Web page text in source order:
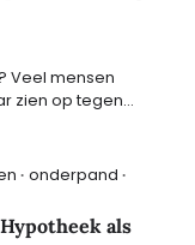
Veel mensen
zien op tegen…
onderpand
als